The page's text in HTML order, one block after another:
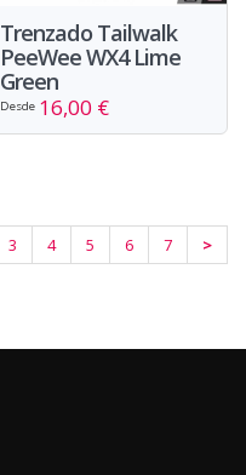
Trenzado Tailwalk
PeeWee WX4 Lime
Green
Desde 16,00 €
3 4 5 6 7 >